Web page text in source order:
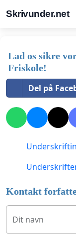
Skrivunder.net
Lad os sikre
Friskole!
Del på
Kontakt
Dit navn